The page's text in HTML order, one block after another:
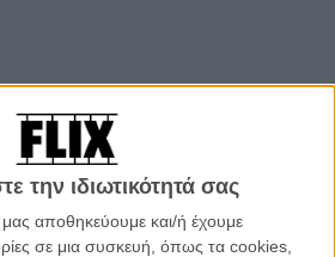
την ιδιωτικότητά σας
μας αποθηκεύουμε και/ή έχουμε
σε μια συσκευή, όπως τα cookies,